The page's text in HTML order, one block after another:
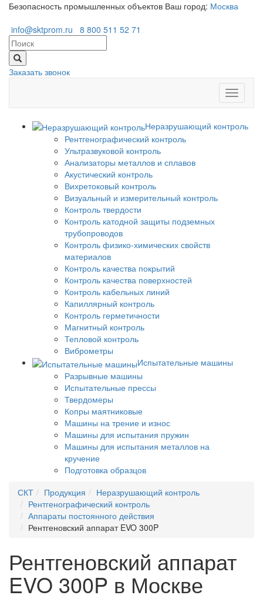
Безопасность промышленных объектов Ваш город: Москва
info@sktprom.ru
8 800 511 52 71
Заказать звонок
Неразрушающий контроль
Рентгенографический контроль
Ультразвуковой контроль
Анализаторы металлов и сплавов
Акустический контроль
Вихретоковый контроль
Визуальный и измерительный контроль
Контроль твердости
Контроль катодной защиты подземных
трубопроводов
Контроль физико-химических свойств
материалов
Контроль качества покрытий
Контроль качества поверхностей
Контроль кабельных линий
Капиллярный контроль
Контроль герметичности
Магнитный контроль
Тепловой контроль
Виброметры
Испытательные машины
Разрывные машины
Испытательные прессы
Твердомеры
Копры маятниковые
Машины на трение и износ
Машины для испытания пружин
Машины для испытания металлов на
кручение
Подготовка образцов
СКТ
Продукция
Неразрушающий контроль
Рентгенографический контроль
Аппараты постоянного действия
Рентгеновский аппарат EVO 300P
Рентгеновский аппарат
EVO 300P в Москве